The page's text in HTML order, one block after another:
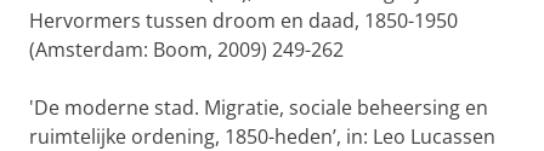
Hervormers tussen droom en daad, 1850-1950
(Amsterdam: Boom, 2009) 249-262
'De moderne stad. Migratie, sociale beheersing en
ruimtelijke ordening, 1850-heden’, in: Leo Lucassen